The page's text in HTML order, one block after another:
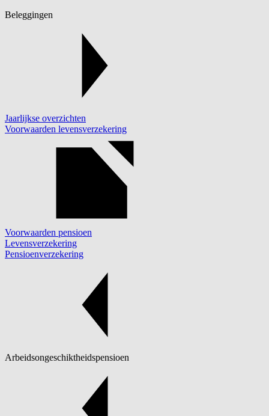
Beleggingen
Jaarlijkse overzichten
Voorwaarden levensverzekering
Voorwaarden pensioen
Levensverzekering
Pensioenverzekering
Arbeidsongeschiktheidspensioen